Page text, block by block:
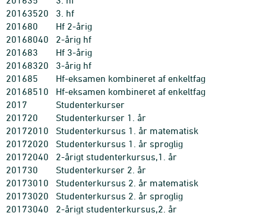
20163520
3. hf
201680
Hf 2-årig
20168040
2-årig hf
201683
Hf 3-årig
20168320
3-årig hf
201685
Hf-eksamen kombineret af enkeltfag
20168510
Hf-eksamen kombineret af enkeltfag
2017
Studenterkurser
201720
Studenterkurser 1. år
20172010
Studenterkursus 1. år matematisk
20172020
Studenterkursus 1. år sproglig
20172040
2-årigt studenterkursus,1. år
201730
Studenterkurser 2. år
20173010
Studenterkursus 2. år matematisk
20173020
Studenterkursus 2. år sproglig
20173040
2-årigt studenterkursus,2. år